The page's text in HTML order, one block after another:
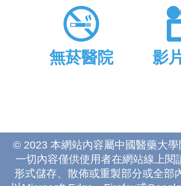
無菸醫院 影
© 2023 本網站內容屬中國醫藥大學
一切內容僅供使用者在網站線上閱
形式儲存、散佈或重製部分或全部